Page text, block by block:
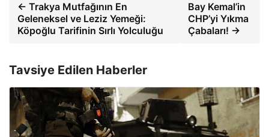
← Trakya Mutfağının En
Geleneksel ve Leziz Yemeği:
Köpoğlu Tarifinin Sırlı Yolculuğu
Bay Kemal’in
CHP’yi Yıkma
Çabaları! →
Tavsiye Edilen Haberler